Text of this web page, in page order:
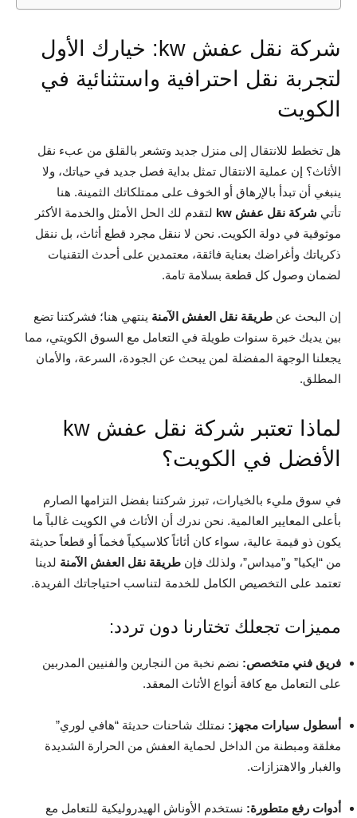
شركة نقل عفش kw: خيارك الأول
لتجربة نقل احترافية واستثنائية في
الكويت
هل تخطط للانتقال إلى منزل جديد وتشعر بالقلق من عبء نقل
الأثاث؟ إن عملية الانتقال تمثل بداية فصل جديد في حياتك، ولا
ينبغي أن تبدأ بالإرهاق أو الخوف على ممتلكاتك الثمينة. هنا
تأتي شركة نقل عفش kw
لتقدم لك الحل الأمثل والخدمة الأكثر
موثوقية في دولة الكويت. نحن لا ننقل مجرد قطع أثاث، بل ننقل
ذكرياتك وأغراضك بعناية فائقة، معتمدين على أحدث التقنيات
لضمان وصول كل قطعة بسلامة تامة.
إن البحث عن طريقة نقل العفش الآمنة ينتهي هنا؛ فشركتنا تضع
بين يديك خبرة سنوات طويلة في التعامل مع السوق الكويتي، مما
يجعلنا الوجهة المفضلة لمن يبحث عن الجودة، السرعة، والأمان
المطلق.
لماذا تعتبر شركة نقل عفش kw
الأفضل في الكويت؟
في سوق مليء بالخيارات، تبرز شركتنا بفضل التزامها الصارم
بأعلى المعايير العالمية. نحن ندرك أن الأثاث في الكويت غالباً ما
يكون ذو قيمة عالية، سواء كان أثاثاً كلاسيكياً فخماً أو قطعاً حديثة
من “ايكيا” و”ميداس”، ولذلك فإن طريقة نقل العفش الآمنة لدينا
تعتمد على التخصيص الكامل للخدمة لتناسب احتياجاتك الفريدة.
مميزات تجعلك تختارنا دون تردد:
فريق فني متخصص: نضم نخبة من النجارين والفنيين المدربين
على التعامل مع كافة أنواع الأثاث المعقد.
أسطول سيارات مجهز: نمتلك شاحنات حديثة “هافي لوري”
مغلقة ومبطنة من الداخل لحماية العفش من الحرارة الشديدة
والغبار والاهتزازات.
أدوات رفع متطورة: نستخدم الأوناش الهيدروليكية للتعامل مع